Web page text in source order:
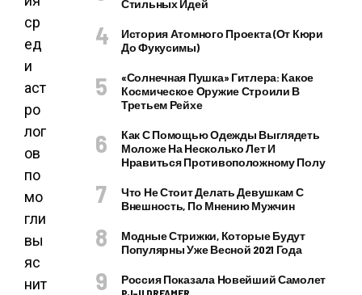
ср
ед
и
аст
ро
лог
ов
по
мо
гли
вы
яс
нит
Стильных Идей
История Атомного Проекта (от Кюри
До Фукусимы)
«Солнечная Пушка» Гитлера: Какое
Космическое Оружие Строили В
Третьем Рейхе
Как С Помощью Одежды Выглядеть
Моложе На Несколько Лет И
Нравиться Противоположному Полу
Что Не Стоит Делать Девушкам С
Внешность, По Мнению Мужчин
Модные Стрижки, Которые Будут
Популярны Уже Весной 2021 Года
Россия Показала Новейший Самолет